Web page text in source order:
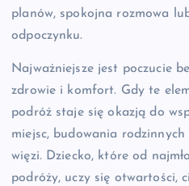
planów, spokojna rozmowa
odpoczynku.
Najważniejsze jest poczucie
zdrowie i komfort. Gdy te
podróż staje się okazją do
miejsc, budowania
więzi. Dziecko, które od
podróży, uczy się otwartości,